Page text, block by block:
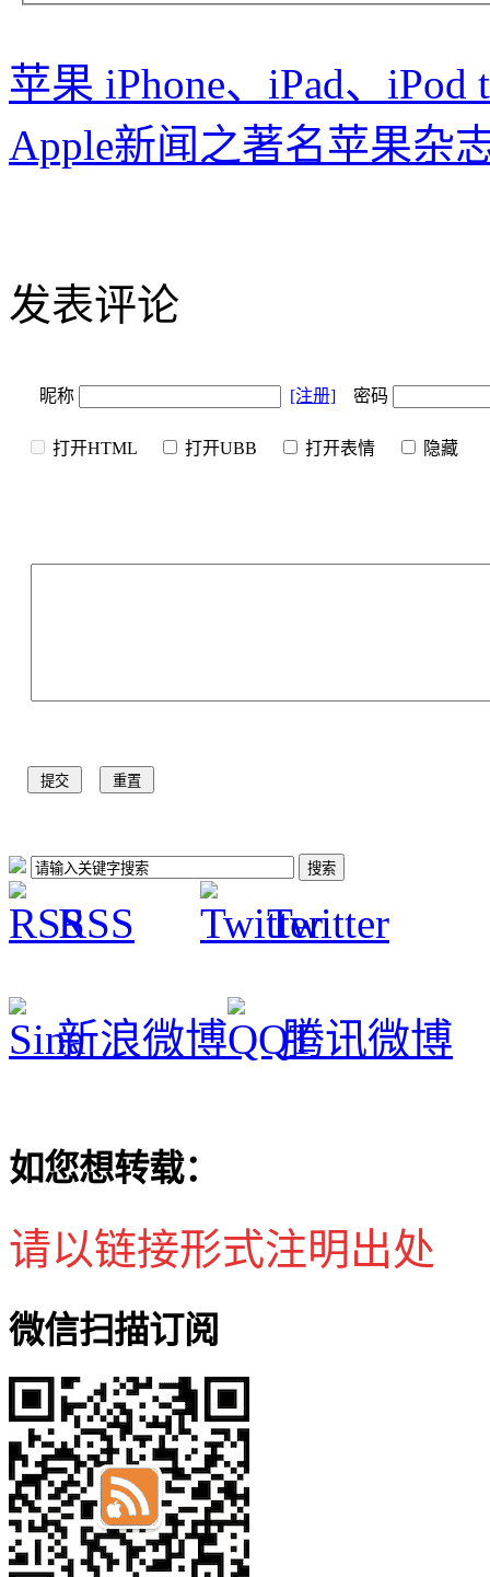
苹果 iPhone、iPad、iPod
Apple新闻之著名苹果杂
发表评论
昵称 [注册] 密码
打开HTML 打开UBB 打开表情 隐
RSS Twitter
新浪微博 腾讯微博
如您想转载：
请以链接形式注明出处
微信扫描订阅